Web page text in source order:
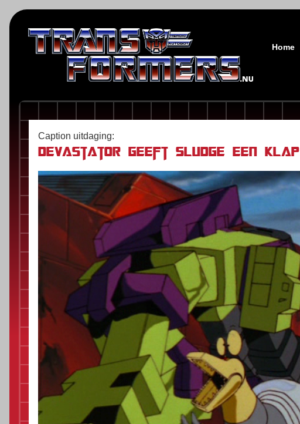
Home
Caption uitdaging:
Devastator geeft Sludge een klap